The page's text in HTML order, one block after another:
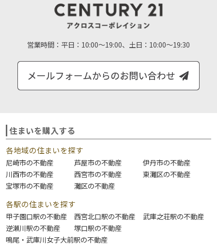
営業時間： 平日：10:00～19:00、土日：10:00～19:30
住まいを購入する
各地域の住まいを探す
尼崎市の不動産 芦屋市の不動産
伊丹市の不動産
川西市の不動産
西宮市の不動産
東灘区の不動産
宝塚市の不動産
灘区の不動産
各駅の住まいを探す
甲子園口駅の不動産 西宮北口駅の不動産
武庫之荘駅の不動産
逆瀬川駅の不動産
塚口駅の不動産
鳴尾・武庫川女子大前駅の不動産